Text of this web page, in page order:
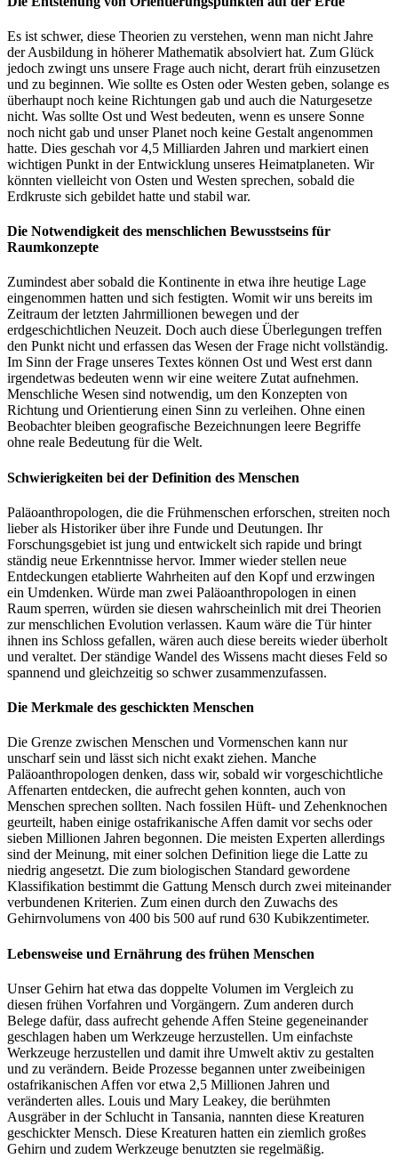
Es ist schwer, diese Theorien zu verstehen, wenn man nicht Jahre
der Ausbildung in höherer Mathematik absolviert hat. Zum Glück
jedoch zwingt uns unsere Frage auch nicht, derart früh einzusetzen
und zu beginnen. Wie sollte es Osten oder Westen geben, solange es
überhaupt noch keine Richtungen gab und auch die Naturgesetze
nicht. Was sollte Ost und West bedeuten, wenn es unsere Sonne
noch nicht gab und unser Planet noch keine Gestalt angenommen
hatte. Dies geschah vor 4,5 Milliarden Jahren und markiert einen
wichtigen Punkt in der Entwicklung unseres Heimatplaneten. Wir
könnten vielleicht von Osten und Westen sprechen, sobald die
Erdkruste sich gebildet hatte und stabil war.
Die Notwendigkeit des menschlichen Bewusstseins für
Raumkonzepte
Zumindest aber sobald die Kontinente in etwa ihre heutige Lage
eingenommen hatten und sich festigten. Womit wir uns bereits im
Zeitraum der letzten Jahrmillionen bewegen und der
erdgeschichtlichen Neuzeit. Doch auch diese Überlegungen treffen
den Punkt nicht und erfassen das Wesen der Frage nicht vollständig.
Im Sinn der Frage unseres Textes können Ost und West erst dann
irgendetwas bedeuten wenn wir eine weitere Zutat aufnehmen.
Menschliche Wesen sind notwendig, um den Konzepten von
Richtung und Orientierung einen Sinn zu verleihen. Ohne einen
Beobachter bleiben geografische Bezeichnungen leere Begriffe
ohne reale Bedeutung für die Welt.
Schwierigkeiten bei der Definition des Menschen
Paläoanthropologen, die die Frühmenschen erforschen, streiten noch
lieber als Historiker über ihre Funde und Deutungen. Ihr
Forschungsgebiet ist jung und entwickelt sich rapide und bringt
ständig neue Erkenntnisse hervor. Immer wieder stellen neue
Entdeckungen etablierte Wahrheiten auf den Kopf und erzwingen
ein Umdenken. Würde man zwei Paläoanthropologen in einen
Raum sperren, würden sie diesen wahrscheinlich mit drei Theorien
zur menschlichen Evolution verlassen. Kaum wäre die Tür hinter
ihnen ins Schloss gefallen, wären auch diese bereits wieder überholt
und veraltet. Der ständige Wandel des Wissens macht dieses Feld so
spannend und gleichzeitig so schwer zusammenzufassen.
Die Merkmale des geschickten Menschen
Die Grenze zwischen Menschen und Vormenschen kann nur
unscharf sein und lässt sich nicht exakt ziehen. Manche
Paläoanthropologen denken, dass wir, sobald wir vorgeschichtliche
Affenarten entdecken, die aufrecht gehen konnten, auch von
Menschen sprechen sollten. Nach fossilen Hüft- und Zehenknochen
geurteilt, haben einige ostafrikanische Affen damit vor sechs oder
sieben Millionen Jahren begonnen. Die meisten Experten allerdings
sind der Meinung, mit einer solchen Definition liege die Latte zu
niedrig angesetzt. Die zum biologischen Standard gewordene
Klassifikation bestimmt die Gattung Mensch durch zwei miteinander
verbundenen Kriterien. Zum einen durch den Zuwachs des
Gehirnvolumens von 400 bis 500 auf rund 630 Kubikzentimeter.
Lebensweise und Ernährung des frühen Menschen
Unser Gehirn hat etwa das doppelte Volumen im Vergleich zu
diesen frühen Vorfahren und Vorgängern. Zum anderen durch
Belege dafür, dass aufrecht gehende Affen Steine gegeneinander
geschlagen haben um Werkzeuge herzustellen. Um einfachste
Werkzeuge herzustellen und damit ihre Umwelt aktiv zu gestalten
und zu verändern. Beide Prozesse begannen unter zweibeinigen
ostafrikanischen Affen vor etwa 2,5 Millionen Jahren und
veränderten alles. Louis und Mary Leakey, die berühmten
Ausgräber in der Schlucht in Tansania, nannten diese Kreaturen
geschickter Mensch. Diese Kreaturen hatten ein ziemlich großes
Gehirn und zudem Werkzeuge benutzten sie regelmäßig.